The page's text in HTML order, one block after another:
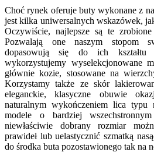
Choć rynek oferuje buty wykonane z
jest kilka uniwersalnych wskazówek,
Oczywiście, najlepsze są te
Pozwalają one naszym stopom
dopasowują się do ich kształtu
wykorzystujemy wyselekcjonowane
głównie kozie, stosowane na
Korzystamy także ze skór
eleganckie, klasyczne obuwie
naturalnym wykończeniem lica typu
modele o bardziej
niewłaściwie dobrany rozmiar
prawideł lub uelastycznić szmatką
do środka buta pozostawionego tak na